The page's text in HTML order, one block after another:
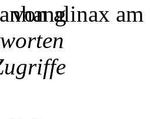
von alinax am